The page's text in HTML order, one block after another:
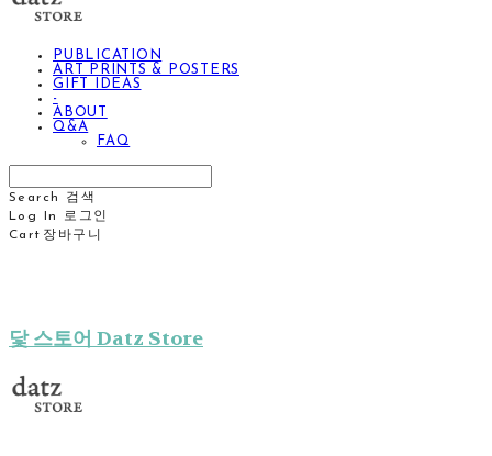
PUBLICATION
ART PRINTS & POSTERS
GIFT IDEAS
-
ABOUT
Q&A
FAQ
Search
검색
Log In
로그인
Cart 장바구니
닻 스토어 Datz Store